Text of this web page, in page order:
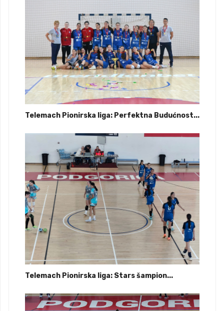
Telemach Pionirska liga: Perfektna Budućnost...
Telemach Pionirska liga: Stars šampion...